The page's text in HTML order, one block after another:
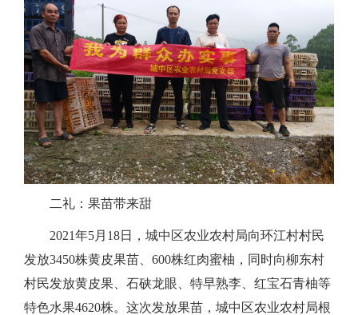
二礼：果苗带来甜
2021年5月18日，城中区农业农村局向环江村村民
发放3450株黄皮果苗、600株红肉蜜柚 ，同时向柳东村
村民发放黄皮果、石硖龙眼、特早熟李
红宝石青柚等
特色水果4620株。这次发放果苗，城中区农业农村局根